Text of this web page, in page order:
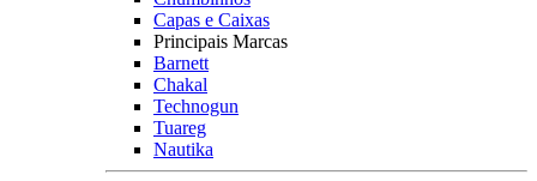
Capas e Caixas
Principais Marcas
Barnett
Chakal
Technogun
Tuareg
Nautika